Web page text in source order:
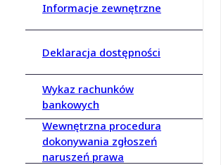
Informacje zewnętrzne
Deklaracja dostępności
Wykaz rachunków
bankowych
Wewnętrzna procedura
dokonywania zgłoszeń
naruszeń prawa